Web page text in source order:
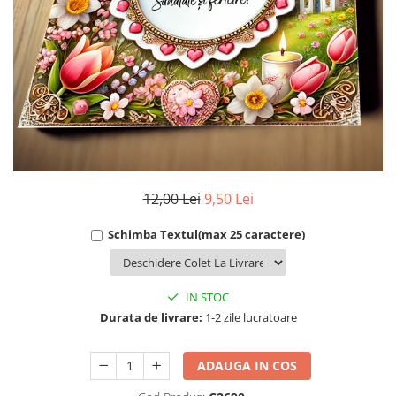
Cadouri Fiu/Fiică
Cadouri Bunici
Cadouri Cumnați
Cadouri Pisici/Câini
Cadouri Meserii&Hobby
Cadouri Avocati/Juristi
Cadouri Doctori/Asistente
Cadouri Farmacisti
Cadouri Motociclisti
Cadouri Pescar
12,00 Lei 9,50 Lei
Schimba Textul(max 25 caractere)
IN STOC
Durata de livrare: 1-2 zile lucratoare
ADAUGA IN COS